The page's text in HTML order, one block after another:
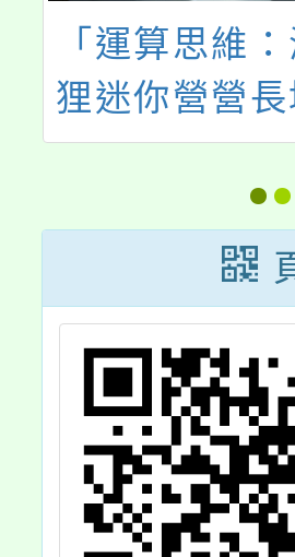
「運算思維
狸迷你營營長
訓工作坊」